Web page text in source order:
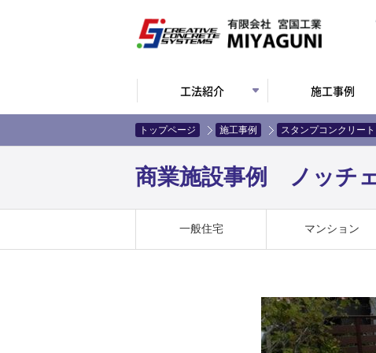
工法紹介 施工事例
トップページ 施工事例 スタンプコンクリート
商業施設事例 ノッチ
一般住宅 マンション